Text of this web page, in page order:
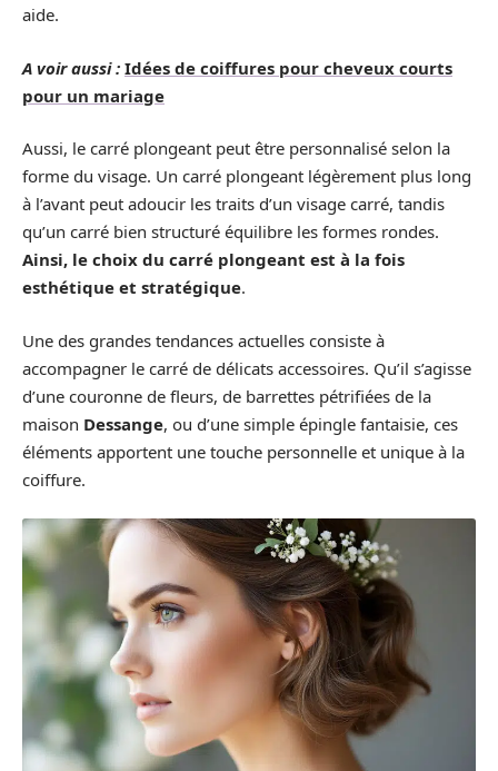
aide.
A voir aussi : Idées de coiffures pour cheveux courts
pour un mariage
Aussi, le carré plongeant peut être personnalisé selon la
forme du visage. Un carré plongeant légèrement plus long
à l’avant peut adoucir les traits d’un visage carré, tandis
qu’un carré bien structuré équilibre les formes rondes.
Ainsi, le choix du carré plongeant est à la fois
esthétique et stratégique.
Une des grandes tendances actuelles consiste à
accompagner le carré de délicats accessoires. Qu’il s’agisse
d’une couronne de fleurs, de barrettes pétrifiées de la
maison Dessange, ou d’une simple épingle fantaisie, ces
éléments apportent une touche personnelle et unique à la
coiffure.